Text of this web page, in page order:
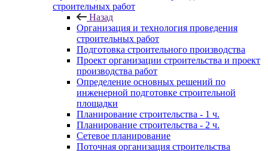
строительных работ
Назад
Организация и технология проведения
строительных работ
Подготовка строительного производства
Проект организации строительства и проект
производства работ
Определение основных решений по
инженерной подготовке строительной
площадки
Планирование строительства - 1 ч.
Планирование строительства - 2 ч.
Сетевое планирование
Поточная организация строительства